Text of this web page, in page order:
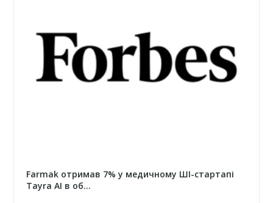
Farmak отримав 7% у медичному ШІ-стартапі
Tayra AI в об...